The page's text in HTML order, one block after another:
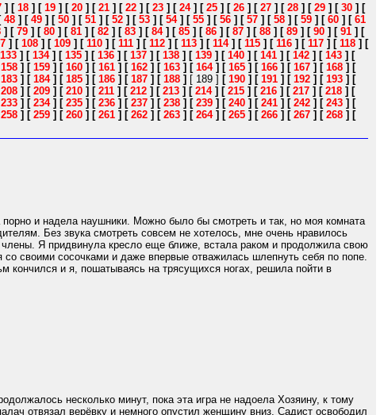
] [ 18 ] [ 19 ] [ 20 ] [ 21 ] [ 22 ] [ 23 ] [ 24] [ 25 ] [ 26 ] [ 27 ] [ 28 ] [ 29 ] [ 30 ] [
[ 48 ] [ 49 ] [ 50 ] [ 51 ] [ 52 ] [ 53 ] [ 54] [ 55 ] [ 56 ] [ 57 ] [ 58 ] [ 59 ] [ 60 ] [ 61
] [ 79 ] [ 80 ] [ 81 ] [ 82 ] [ 83 ] [ 84] [ 85 ] [ 86 ] [ 87 ] [ 88 ] [ 89 ] [ 90 ] [ 91 ] [
] [ 108 ] [ 109 ] [ 110 ] [ 111 ] [ 112 ] [ 113 ] [ 114] [ 115 ] [ 116 ] [ 117 ] [ 118 ] [
133 ] [ 134] [ 135 ] [ 136 ] [ 137 ] [ 138 ] [ 139 ] [ 140 ] [ 141 ] [ 142 ] [ 143 ] [
158 ] [ 159 ] [ 160 ] [ 161 ] [ 162 ] [ 163 ] [ 164] [ 165 ] [ 166 ] [ 167 ] [ 168 ] [
183 ] [ 184] [ 185 ] [ 186 ] [ 187 ] [ 188 ] [ 189 ] [ 190 ] [ 191 ] [ 192 ] [ 193 ] [
208 ] [ 209 ] [ 210 ] [ 211 ] [ 212 ] [ 213 ] [ 214] [ 215 ] [ 216 ] [ 217 ] [ 218 ] [
233 ] [ 234] [ 235 ] [ 236 ] [ 237 ] [ 238 ] [ 239 ] [ 240 ] [ 241 ] [ 242 ] [ 243 ] [
258 ] [ 259 ] [ 260 ] [ 261 ] [ 262 ] [ 263 ] [ 264] [ 265 ] [ 266 ] [ 267 ] [ 268 ] [
и надела наушники. Можно было бы смотреть и так, но моя комната
Без звука смотреть совсем не хотелось, мне очень нравилось
Я придвинула кресло еще ближе, встала раком и продолжила свою
своими сосочками и даже впервые отважилась шлепнуть себя по попе.
и я, пошатываясь на трясущихся ногах, решила пойти в
несколько минут, пока эта игра не надоела Хозяину, к тому
отвязал верёвку и немного опустил женщину вниз. Садист освободил